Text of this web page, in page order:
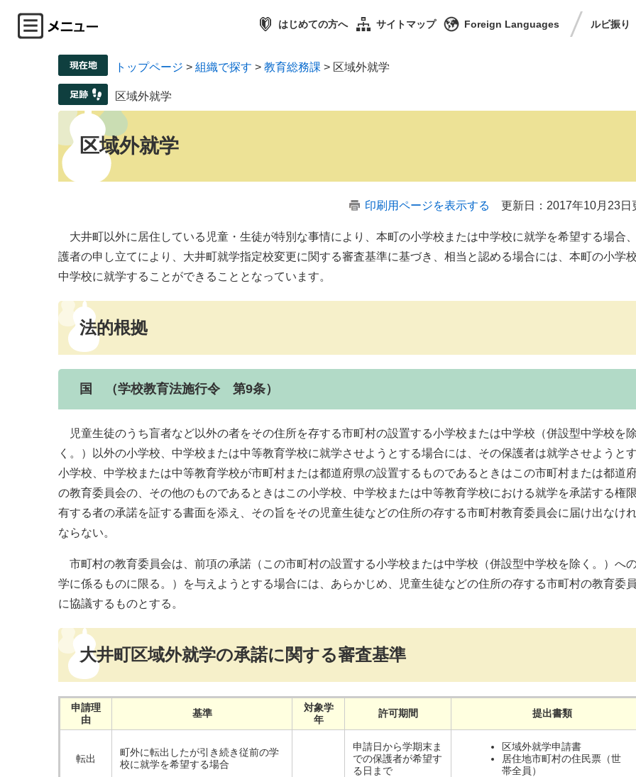
はじめての方へ サイトマップ Foreign Languages ルビ振り
トップページ > 組織で探す > 教育総務課 > 区域外就学
区域外就学
区域外就学
印刷用ページを表示する 更新日：2017年10月23日
大井町以外に居住している児童・生徒が特別な事情により、本町の小学校または中学校に就学を希望する場合
護者の申し立てにより、大井町就学指定校変更に関する審査基準に基づき、相当と認める場合には、本町の小学校
中学校に就学することができることとなっています。
法的根拠
国 （学校教育法施行令 第9条）
​ 児童生徒のうち盲者など以外の者をその住所を存する市町村の設置する小学校または中学校（併設型中学校を除
く。）以外の小学校、中学校または中等教育学校に就学させようとする場合には、その保護者は就学させようと
小学校、中学校または中等教育学校が市町村または都道府県の設置するものであるときはこの市町村または都道
の教育委員会の、その他のものであるときはこの小学校、中学校または中等教育学校における就学を承諾する権
有する者の承諾を証する書面を添え、その旨をその児童生徒などの住所の存する市町村教育委員会に届け出なけ
ならない。
市町村の教育委員会は、前項の承諾（この市町村の設置する小学校または中学校（併設型中学校を除く。）へ
学に係るものに限る。）を与えようとする場合には、あらかじめ、児童生徒などの住所の存する市町村の教育委
に協議するものとする。
大井町区域外就学の承諾に関する審査基準
申請理
由
基準
対象学
年
許可期間 提出書類
転出
町外に転出したが引き続き従前の学
校に就学を希望する場合
申請日から学期末ま
での保護者が希望す
る日まで
区域外就学申請書
居住地市町村の住民票（世
帯全員）